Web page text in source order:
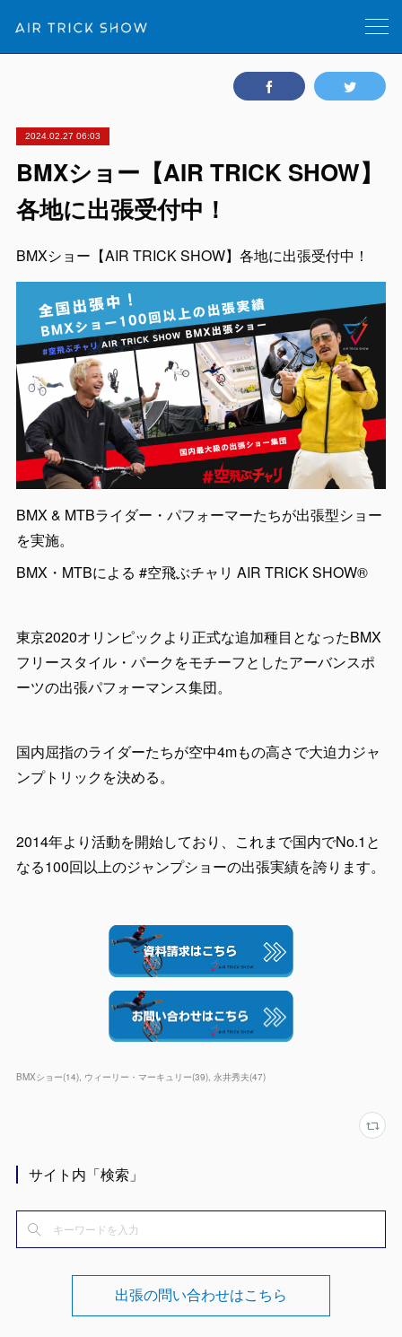
2024.02.27 06:03
BMXショー【AIR TRICK SHOW】
各地に出張受付中！
BMXショー【AIR TRICK SHOW】各地に出張受付中！
BMX & MTBライダー・パフォーマーたちが出張型ショー
を実施。
BMX・MTBによる #空飛ぶチャリ AIR TRICK SHOW®
東京2020オリンピックより正式な追加種目となったBMX
フリースタイル・パークをモチーフとしたアーバンスポ
ーツの出張パフォーマンス集団。
国内屈指のライダーたちが空中4mもの高さで大迫力ジャ
ンプトリックを決める。
2014年より活動を開始しており、これまで国内でNo.1と
なる100回以上のジャンプショーの出張実績を誇ります。
BMXショー(14) ウィーリー・マーキュリー(39) 永井秀夫(47)
サイト内「検索」
出張の問い合わせはこちら